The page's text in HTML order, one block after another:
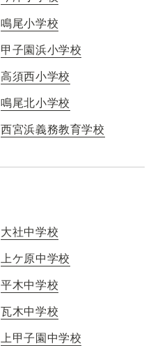
鳴尾小学校
甲子園浜小学校
高須西小学校
鳴尾北小学校
西宮浜義務教育学校
大社中学校
上ケ原中学校
平木中学校
瓦木中学校
上甲子園中学校